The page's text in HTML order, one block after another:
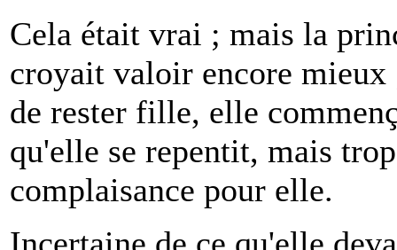
Cela était vrai ; mais la
croyait valoir encore mieux
de rester fille, elle
qu'elle se repentit, mais
complaisance pour elle.